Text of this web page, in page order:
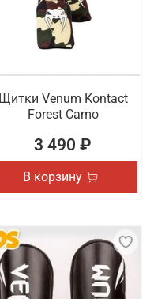
Щитки Venum Kontact
Forest Camo
3 490 ₽
В корзину